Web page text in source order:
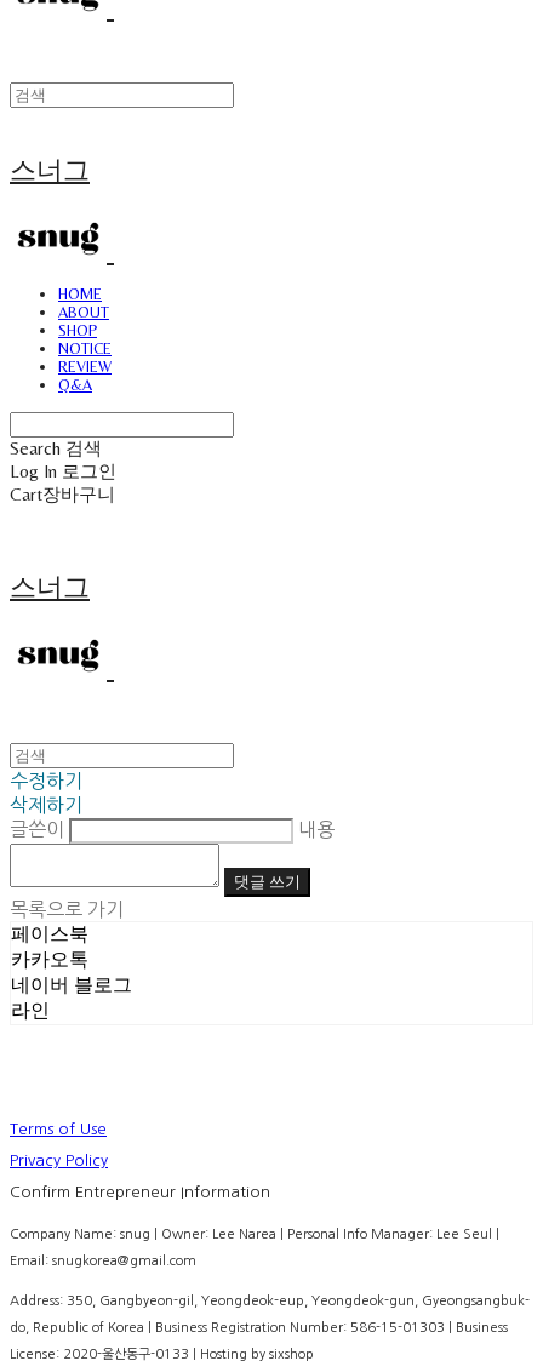
스너그
HOME
ABOUT
SHOP
NOTICE
REVIEW
Q&A
Search 검색
Log In 로그인
Cart장바구니
스너그
수정하기
삭제하기
글쓴이
내용
댓글 쓰기
목록으로 가기
페이스북
카카오톡
네이버 블로그
라인
Terms of Use
Privacy Policy
Confirm Entrepreneur Information
Company Name: snug | Owner: Lee Narea | Personal Info Manager: Lee Seul |
Email: snugkorea@gmail.com
Address: 350, Gangbyeon-gil, Yeongdeok-eup, Yeongdeok-gun, Gyeongsangbuk-
do, Republic of Korea | Business Registration Number: 586-15-01303 | Business
License: 2020-울산동구-0133 | Hosting by sixshop